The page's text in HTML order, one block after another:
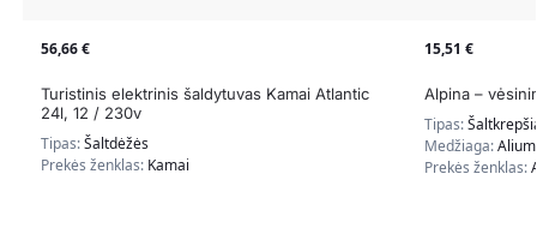
56,66€
Turistinis elektrinis šaldytuvas Kamai Atlantic
24l, 12 / 230v
Tipas:Šaltdėžės
Prekės ženklas: Kamai
15,51 €
Alpina –
Tipas:
Medžiaga:
Prekės ženklas: